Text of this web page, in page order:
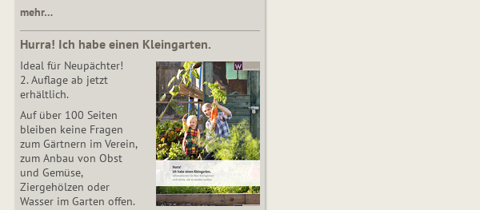
mehr…
Hurra! Ich habe einen Kleingarten.
Ideal für Neupächter!
2. Auflage ab jetzt
erhältlich.
Auf über 100 Seiten
bleiben keine Fragen
zum Gärtnern im Verein,
zum Anbau von Obst
und Gemüse,
Ziergehölzen oder
Wasser im Garten offen.